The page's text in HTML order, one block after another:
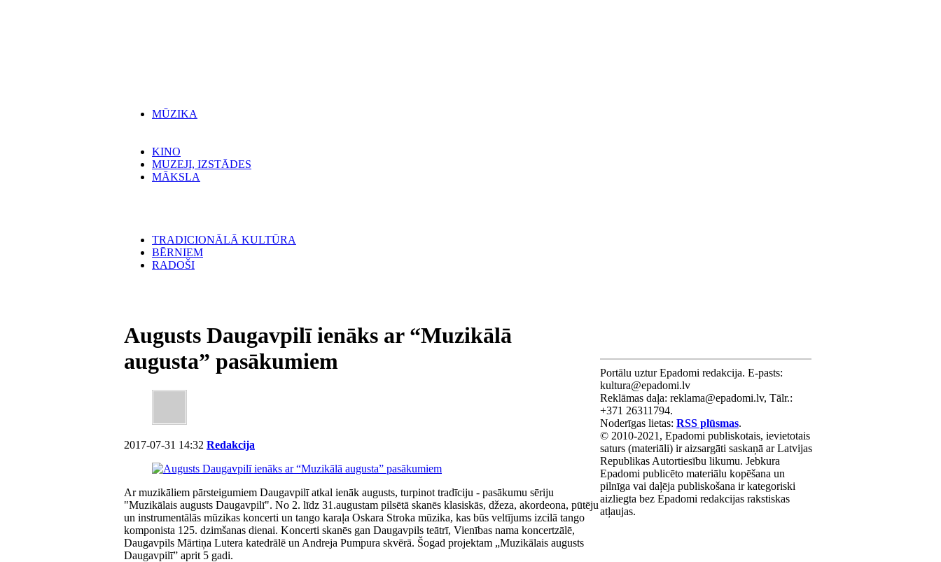
MŪZIKA
KINO
MUZEJI, IZSTĀDES
MĀKSLA
TRADICIONĀLĀ KULTŪRA
BĒRNIEM
RADOŠI
Augusts Daugavpilī ienāks ar “Muzikālā
augusta” pasākumiem
2017-07-31 14:32 Redakcija
Ar muzikāliem pārsteigumiem Daugavpilī atkal ienāk augusts, turpinot tradīciju - pasākumu sēriju
"Muzikālais augusts Daugavpilī". No 2. līdz 31.augustam pilsētā skanēs klasiskās, džeza, akordeona, pūtēju
un instrumentālās mūzikas koncerti un tango karaļa Oskara Stroka mūzika, kas būs veltījums izcilā tango
komponista 125. dzimšanas dienai. Koncerti skanēs gan Daugavpils teātrī, Vienības nama koncertzālē,
Daugavpils Mārtiņa Lutera katedrālē un Andreja Pumpura skvērā. Šogad projektam „Muzikālais augusts
Daugavpilī” aprit 5 gadi.
Portālu uztur Epadomi redakcija. E-pasts:
kultura@epadomi.lv
Reklāmas daļa: reklama@epadomi.lv, Tālr.:
+371 26311794.
Noderīgas lietas: RSS plūsmas.
© 2010-2021, Epadomi publiskotais, ievietotais
saturs (materiāli) ir aizsargāti saskaņā ar Latvijas
Republikas Autortiesību likumu. Jebkura
Epadomi publicēto materiālu kopēšana un
pilnīga vai daļēja publiskošana ir kategoriski
aizliegta bez Epadomi redakcijas rakstiskas
atļaujas.